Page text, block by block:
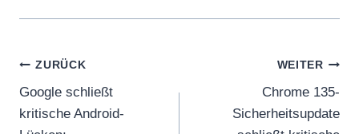
Beitragsnavigation
ZURÜCK
Google schließt
kritische Android-
WEITER
Chrome 135-
Sicherheitsupdate